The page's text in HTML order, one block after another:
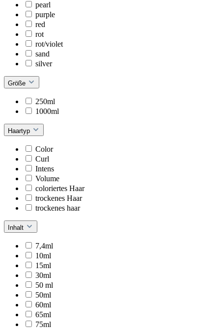
pearl
purple
red
rot
rot/violet
sand
silver
Größe
250ml
1000ml
Haartyp
Color
Curl
Intens
Volume
coloriertes Haar
trockenes Haar
trockenes haar
Inhalt
7,4ml
10ml
15ml
30ml
50 ml
50ml
60ml
65ml
75ml